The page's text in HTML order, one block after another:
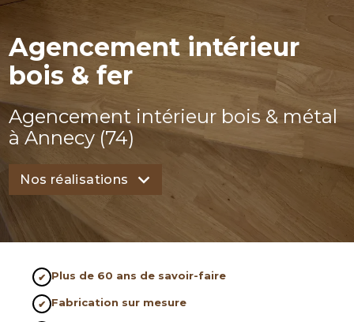
Agencement intérieur
bois & fer
Agencement intérieur bois & métal
à Annecy (74)
Nos réalisations
Plus de 60 ans de savoir-faire
Fabrication sur mesure